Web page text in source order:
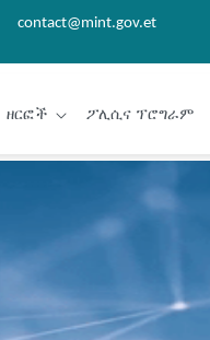
contact@mint.gov.et
ዘርፎች ፖሊሲና ፕሮግራም